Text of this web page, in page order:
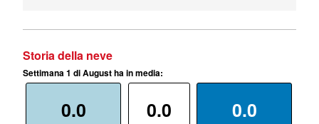
Storia della neve
Settimana 1 di August ha in media:
0.0 0.0 0.0